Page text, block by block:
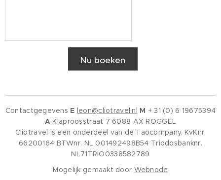
Nu boeken
Contactgegevens E leon@cliotravel.nl M + 31 (0) 6 19675394
A Klaproosstraat 7 6088 AX ROGGEL
Cliotravel is een onderdeel van de Taocompany. KvKnr.
66200164 BTWnr. NL 001492498B54 Triodosbanknr.
NL71TRIO0338582789
Mogelijk gemaakt door Webnode